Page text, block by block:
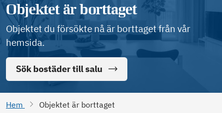
Objektet är borttaget
Objektet du försökte nå är borttaget från vår
hemsida.
Sök bostäder till salu
Hem Objektet är borttaget